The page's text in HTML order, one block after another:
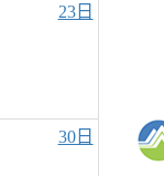
23日
30日